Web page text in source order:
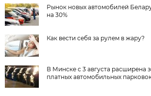
Рынок новых автомобилей
на 30%
Как вести себя за рулем в жару?
В Минске с 3 августа расширена
платных автомобильных